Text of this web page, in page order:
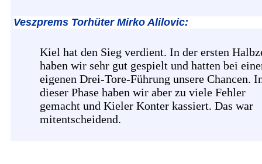
Veszprems Torhüter Mirko Alilovic:
Kiel hat den Sieg verdient. In der ersten
haben wir sehr gut gespielt und hatten bei
eigenen Drei-Tore-Führung unsere Chancen.
dieser Phase haben wir aber zu viele Fehler
gemacht und Kieler Konter kassiert. Das war
mitentscheidend.